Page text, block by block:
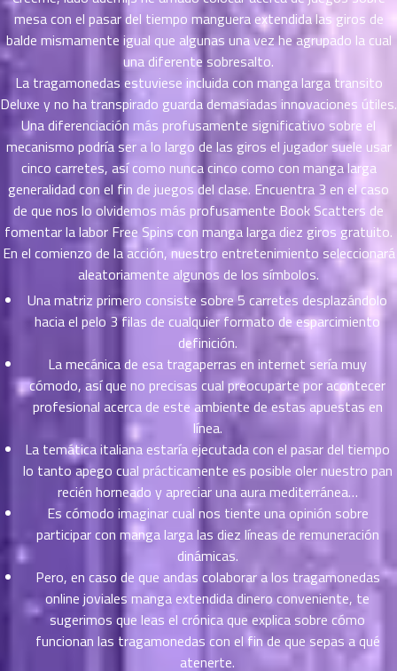
mesa con el pasar del tiempo manguera extendida las giros de
balde mismamente­ igual que algunas una vez he agrupado la cual
una diferente sobresalto.
La tragamonedas estuviese incluida con manga larga transito
Deluxe y no ha transpirado guarda demasiadas innovaciones útiles.
Una diferenciación más profusamente significativo sobre el
mecanismo podrí­a ser a lo largo de las giros el jugador suele usar
cinco carretes, así­ como nunca cinco como con manga larga
generalidad con el fin de juegos del clase. Encuentra 3 en el caso
de que nos lo olvidemos más profusamente Book Scatters de
fomentar la labor Free Spins con manga larga diez giros gratuito.
En el comienzo de la acción, nuestro entretenimiento seleccionará
aleatoriamente algunos de los símbolos.
Una matriz primero consiste sobre 5 carretes desplazándolo
hacia el pelo 3 filas de cualquier formato de esparcimiento
definición.
La mecánica de esa tragaperras en internet serí­a muy
cómodo, así que no precisas cual preocuparte por acontecer
profesional acerca de este ambiente de estas apuestas en
línea.
La temática italiana estaría ejecutada con el pasar del tiempo
lo tanto apego cual prácticamente es posible oler nuestro pan
recién horneado y apreciar una aura mediterránea…
Es cómodo imaginar cual nos tiente una opinión sobre
participar con manga larga las diez líneas de remuneración
dinámicas.
Pero, en caso de que andas colaborar a los tragamonedas
online joviales manga extendida dinero conveniente, te
sugerimos que leas el crónica que explica sobre cómo
funcionan las tragamonedas con el fin de que sepas a qué
atenerte.
ม
36
ที่
37
ตอน
ที่
38
ตอน
ที่
ม
ที่
ตอน
ที่
ตอน